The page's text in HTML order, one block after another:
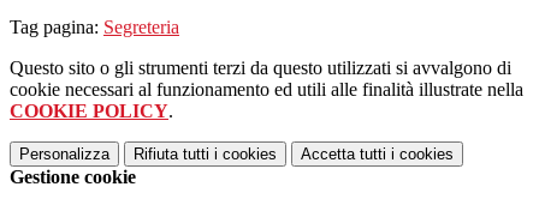
Tag pagina: Segreteria
Questo sito o gli strumenti terzi da questo utilizzati si avvalgono di
cookie necessari al funzionamento ed utili alle finalità illustrate nella
COOKIE POLICY.
Personalizza Rifiuta tutti i cookies Accetta tutti i cookies
Gestione cookie